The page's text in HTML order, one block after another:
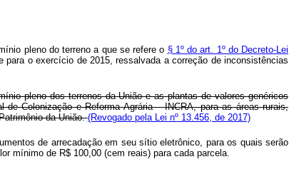
pleno do terreno a que se refere o § 1º do art. 1º do Decreto-Lei
o exercício de 2015, ressalvada a correção de inconsistências
pleno dos terrenos da União e as plantas de valores genéricos
Colonização e Reforma Agrária – INCRA, para as áreas rurais,
da União.(Revogado pela Lei nº 13.456, de 2017)
de arrecadação em seu sítio eletrônico, para os quais serão
mínimo de R$ 100,00 (cem reais) para cada parcela.